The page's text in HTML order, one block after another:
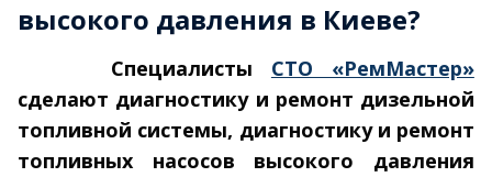
высокого давления в Киеве?
Специалисты СТО «РемМастер»
сделают диагностику и ремонт дизельной
топливной системы, диагностику и ремонт
топливных насосов высокого давления